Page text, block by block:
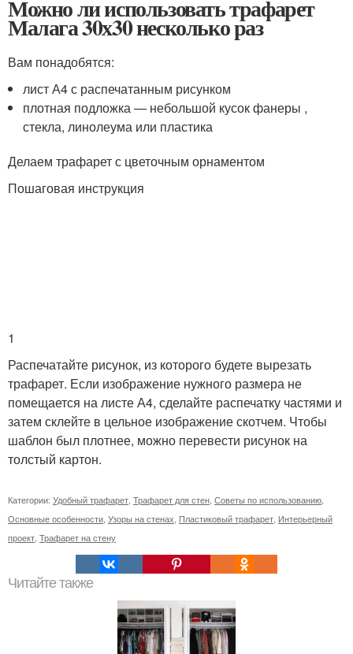
Можно ли использовать трафарет
Малага 30х30 несколько раз
Вам понадобятся:
лист А4 с распечатанным рисунком
плотная подложка — небольшой кусок фанеры ,
стекла, линолеума или пластика
Делаем трафарет с цветочным орнаментом
Пошаговая инструкция
1
Распечатайте рисунок, из которого будете вырезать
трафарет. Если изображение нужного размера не
помещается на листе А4, сделайте распечатку частями и
затем склейте в цельное изображение скотчем. Чтобы
шаблон был плотнее, можно перевести рисунок на
толстый картон.
Категории: Удобный трафарет Трафарет для стен Советы по использованию
Основные особенности Узоры на стенах Пластиковый трафарет Интерьерный
проект Трафарет на стену
Читайте также